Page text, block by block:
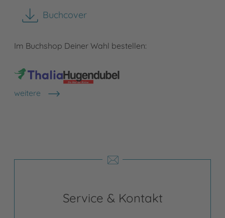
Buchcover
herunterladen
Im Buchshop Deiner Wahl bestellen:
weitere
Shops anzeigen
Service & Kontakt